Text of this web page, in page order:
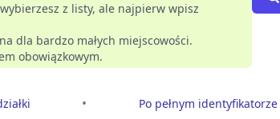
z listy, ale najpierw wpisz
dla bardzo małych miejscowości.
obowiązkowym.
• Po pełnym identyfikatorze